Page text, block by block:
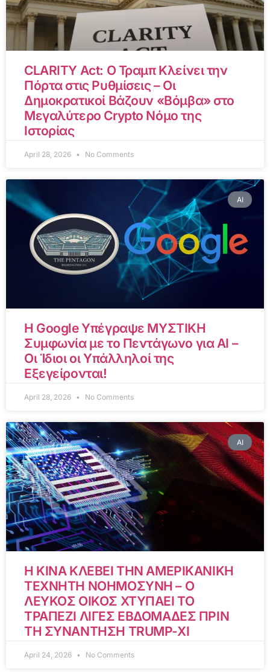
CLARITY Act: Ο Τραμπ Κλείνει την
Πόρτα στις Ρυθμίσεις – Οι
Δημοκρατικοί Βάζουν «Βόμβα» στο
Μεγαλύτερο Crypto Νόμο της
Ιστορίας
April 28, 2026 No Comments
AI
Η Google Υπέγραψε ΜΥΣΤΙΚΗ
Συμφωνία με το Πεντάγωνο για AI –
Οι Ίδιοι οι Υπάλληλοί της
Εξεγείρονται!
April 28, 2026 No Comments
AI
Η ΚΙΝΑ ΚΛΕΒΕΙ ΤΗΝ ΑΜΕΡΙΚΑΝΙΚΗ
ΤΕΧΝΗΤΗ ΝΟΗΜΟΣΥΝΗ – Ο
ΛΕΥΚΟΣ ΟΙΚΟΣ ΧΤΥΠΑΕΙ ΤΟ
ΤΡΑΠΕΖΙ ΛΙΓΕΣ ΕΒΔΟΜΑΔΕΣ ΠΡΙΝ
ΤΗ ΣΥΝΑΝΤΗΣΗ TRUMP-XI
April 24, 2026 No Comments